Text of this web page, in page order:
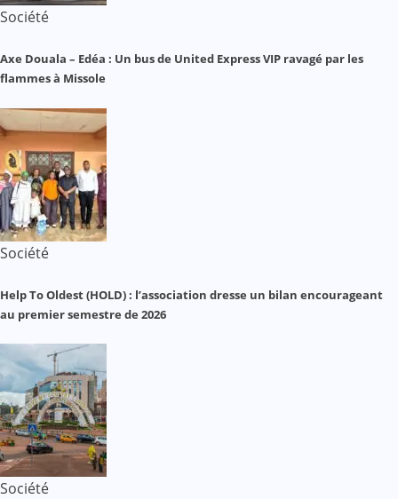
Société
Axe Douala – Edéa : Un bus de United Express VIP ravagé par les
flammes à Missole
Société
Help To Oldest (HOLD) : l’association dresse un bilan encourageant
au premier semestre de 2026
Société